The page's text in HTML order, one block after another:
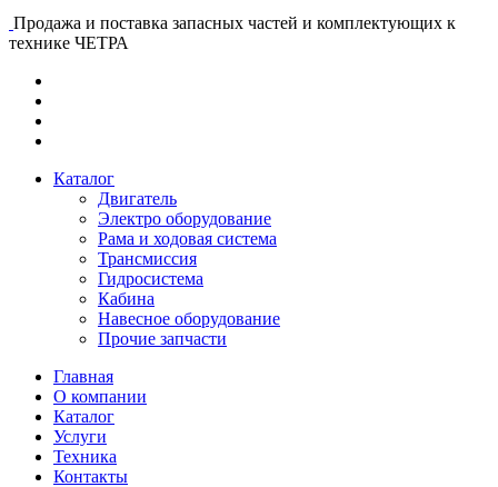
Продажа и поставка запасных частей и комплектующих к
технике ЧЕТРА
Каталог
Двигатель
Электро оборудование
Рама и ходовая система
Трансмиссия
Гидросистема
Кабина
Навесное оборудование
Прочие запчасти
Главная
О компании
Каталог
Услуги
Техника
Контакты